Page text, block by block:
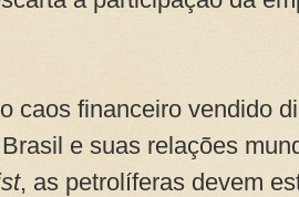
caos financeiro vendido
e suas relações
, as petrolíferas devem